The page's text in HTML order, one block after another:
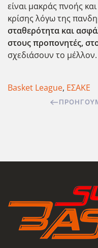
είναι μακράς πνοής
κρίσης λόγω της
σταθερότητα και
στους προπονητές,
σχεδιάσουν το μέλλον.
Basket League, ΕΣΑΚΕ